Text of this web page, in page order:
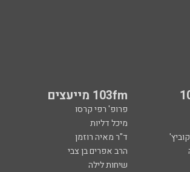
103fm מייעצים
פרופ' רפי קרסו
מיכל דליות
ד"ר מאיה רוזמן
הרב אפרים בן צבי
שיחות לילה